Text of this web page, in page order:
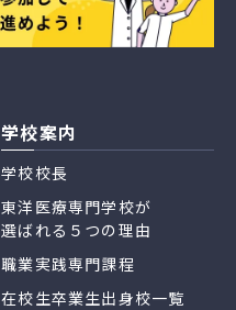
学校案内
学校校長
東洋医療専門学校が
選ばれる５つの理由
職業実践専門課程
在校生卒業生出身校一覧